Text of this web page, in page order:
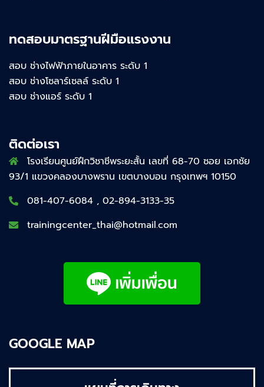
ทดสอบมาตรฐานฝีมือแรงงาน
สอบ ช่างไฟฟ้าภายในอาคาร ระดับ 1
สอบ ช่างโซลาร์เซลล์ ระดับ 1
สอบ ช่างแอร์ ระดับ 1
ติดต่อเรา
โรงเรียนศูนย์ฝึกวิชาชีพระยะสั้น เลขที่ 68-70 ซอย เอกชัย
93/1 แขวงคลองบางพราน เขตบางบอน กรุงเทพฯ 10150
081-407-6084 , 02-894-3133-35
trainingcenter_thai@hotmail.com
GOOGLE MAP